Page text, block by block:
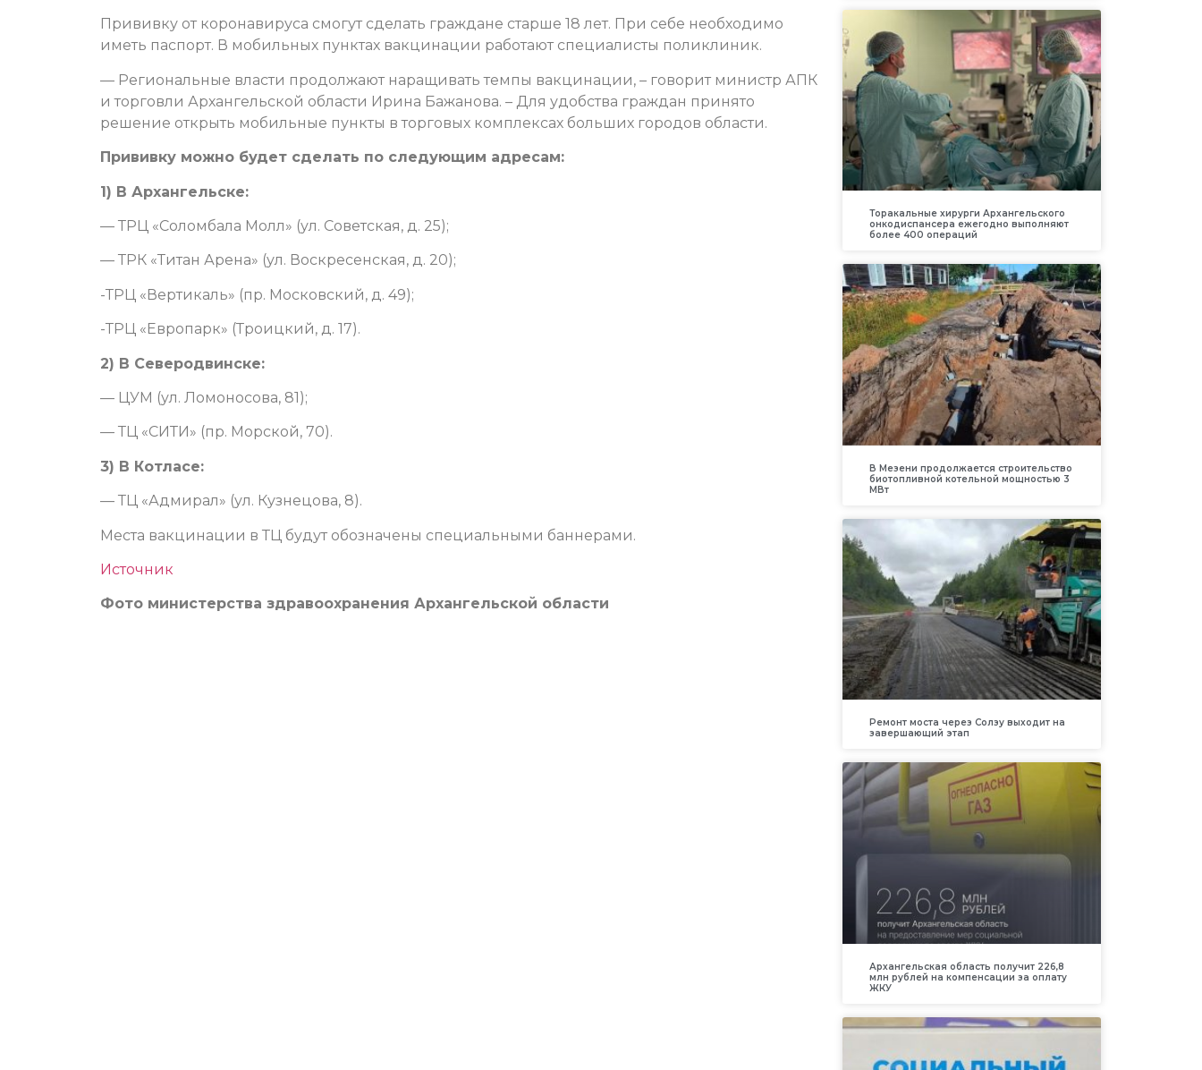
Прививку от коронавируса смогут сделать граждане старше 18 лет. При себе необходимо
иметь паспорт. В мобильных пунктах вакцинации работают специалисты поликлиник.
— Региональные власти продолжают наращивать темпы вакцинации, – говорит министр АПК
и торговли Архангельской области Ирина Бажанова. – Для удобства граждан принято
решение открыть мобильные пункты в торговых комплексах больших городов области.
Прививку можно будет сделать по следующим адресам:
1) В Архангельске:
— ТРЦ «Соломбала Молл» (ул. Советская, д. 25);
— ТРК «Титан Арена» (ул. Воскресенская, д. 20);
-ТРЦ «Вертикаль» (пр. Московский, д. 49);
-ТРЦ «Европарк» (Троицкий, д. 17).
2) В Северодвинске:
— ЦУМ (ул. Ломоносова, 81);
— ТЦ «СИТИ» (пр. Морской, 70).
3) В Котласе:
— ТЦ «Адмирал» (ул. Кузнецова, 8).
Места вакцинации в ТЦ будут обозначены специальными баннерами.
Источник
Фото министерства здравоохранения Архангельской области
Торакальные хирурги Архангельского
онкодиспансера ежегодно выполняют
более 400 операций
В Мезени продолжается строительство
биотопливной котельной мощностью 3
МВт
Ремонт моста через Солзу выходит на
завершающий этап
Архангельская область получит 226,8
млн рублей на компенсации за оплату
ЖКУ